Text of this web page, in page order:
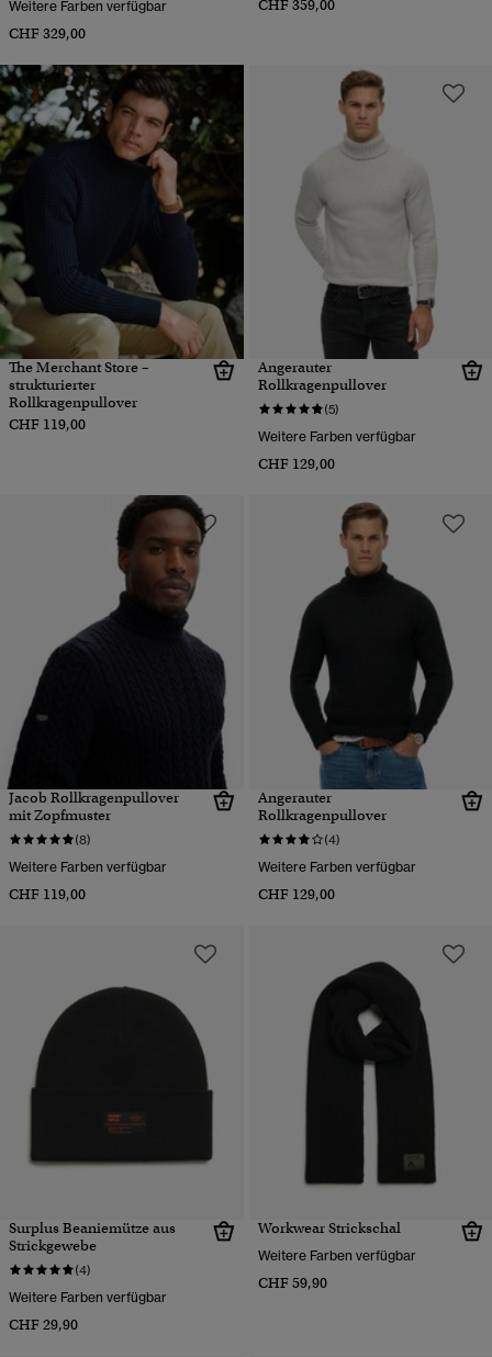
Weitere Farben verfügbar
CHF 329,00
CHF 359,00
The Merchant Store –
strukturierter
Rollkragenpullover
CHF 119,00
Angerauter
Rollkragenpullover
(5)
Weitere Farben verfügbar
CHF 129,00
Jacob Rollkragenpullover
mit Zopfmuster
(8)
Weitere Farben verfügbar
CHF 119,00
Angerauter
Rollkragenpullover
(4)
Weitere Farben verfügbar
CHF 129,00
Surplus Beaniemütze aus
Strickgewebe
(4)
Weitere Farben verfügbar
CHF 29,90
Workwear Strickschal
Weitere Farben verfügbar
CHF 59,90